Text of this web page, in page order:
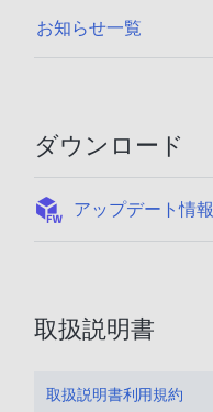
お知らせ一覧
ダウンロード
アップデート情報
取扱説明書
取扱説明書利用規約